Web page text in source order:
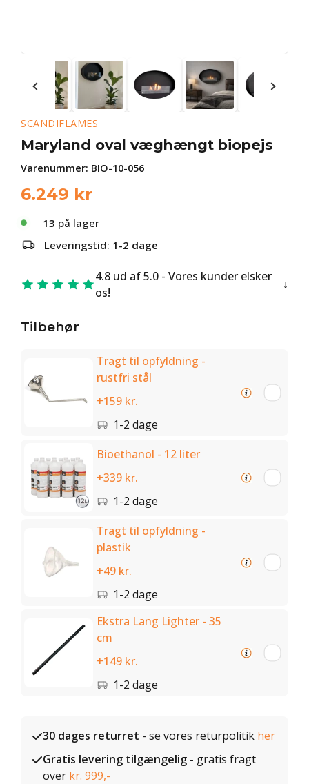
SCANDIFLAMES
Maryland oval væghængt biopejs
Varenummer: BIO-10-056
6.249 kr
13 på lager
Leveringstid: 1-2 dage
4.8 ud af 5.0 - Vores kunder elsker
os!
Tilbehør
Tragt til opfyldning -
rustfri stål
+159 kr.
1-2 dage
Bioethanol - 12 liter
+339 kr.
1-2 dage
Tragt til opfyldning -
plastik
+49 kr.
1-2 dage
Ekstra Lang Lighter - 35
cm
+149 kr.
1-2 dage
30 dages returret - se vores returpolitik her
Gratis levering tilgængelig - gratis fragt
over kr. 999,-